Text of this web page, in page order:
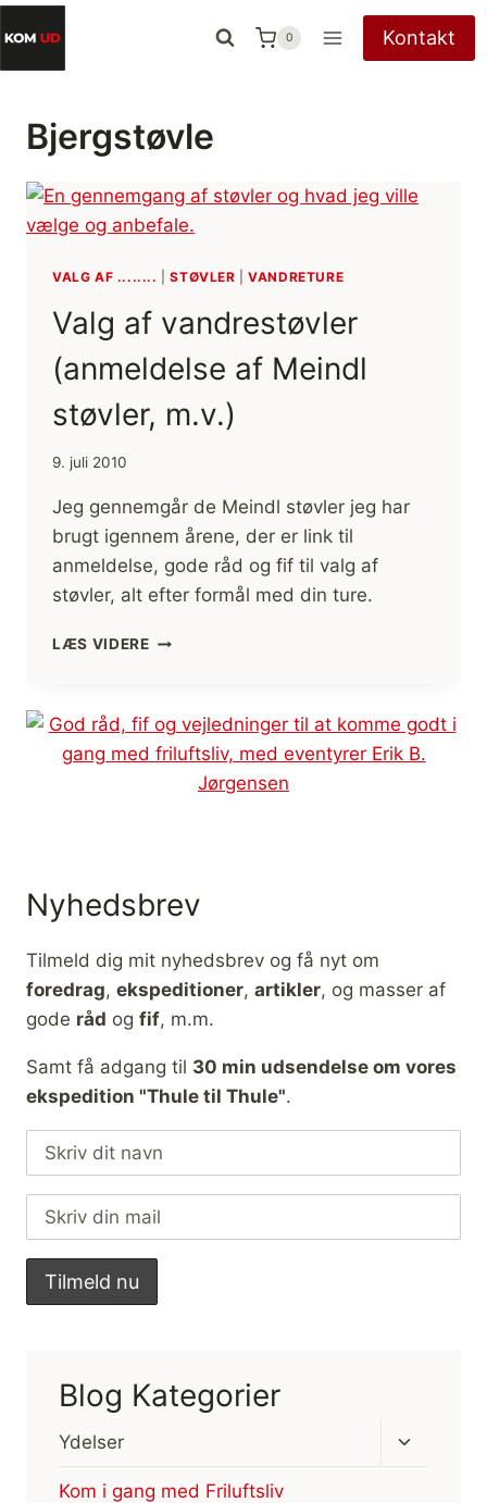
Fortsæt
til
indhold
0 Kontakt
Bjergstøvle
VALG AF ........ |STØVLER |VANDRETURE
Valg af vandrestøvler
(anmeldelse af Meindl
støvler, m.v.)
9. juli 2010
Jeg gennemgår de Meindl støvler jeg har
brugt igennem årene, der er link til
anmeldelse, gode råd og fif til valg af
støvler, alt efter formål med din ture.
LÆS VIDEREVALG
AF
MEINDL
STØVLER,
Nyhedsbrev
Tilmeld dig mit nyhedsbrev og få nyt om
foredrag, ekspeditioner, artikler, og masser af
gode råd og fif, m.m.
Samt få adgang til 30 min udsendelse om vores
ekspedition "Thule til Thule".
Blog Kategorier
Ydelser
Skift
Kom i gang med Friluftsliv